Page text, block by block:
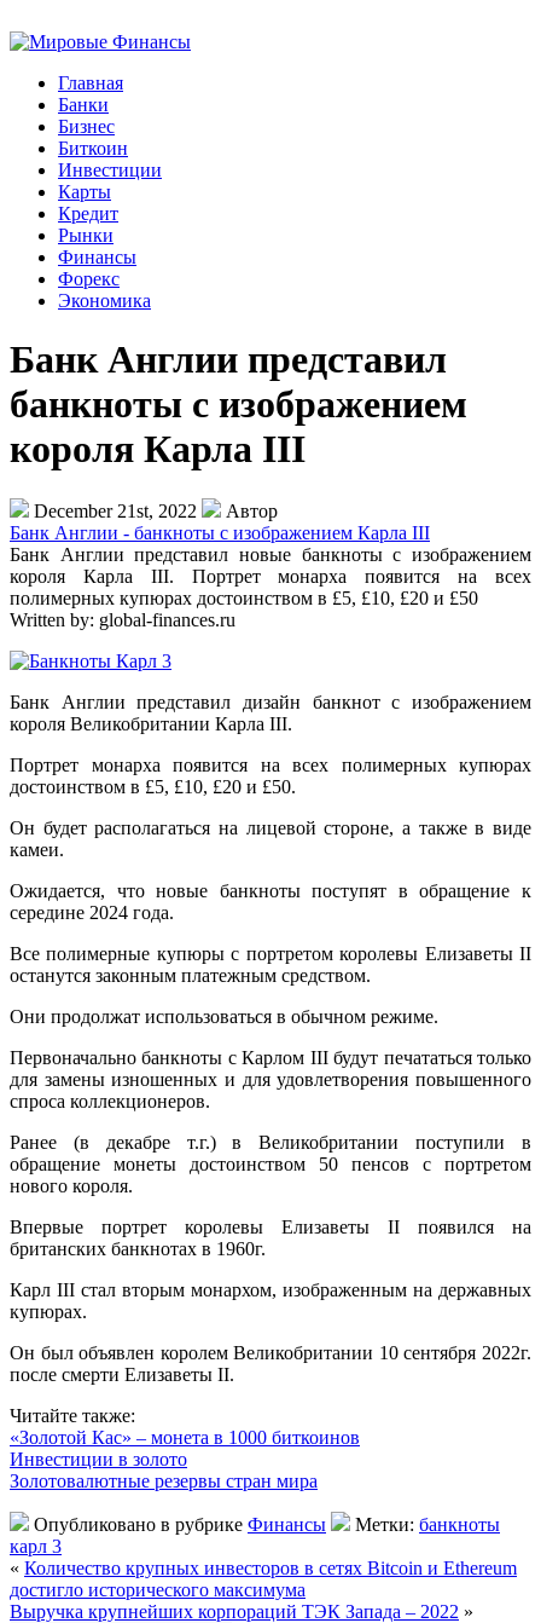
Главная
Банки
Бизнес
Биткоин
Инвестиции
Карты
Кредит
Рынки
Финансы
Форекс
Экономика
Банк Англии представил
банкноты с изображением
короля Карла III
December 21st, 2022
Автор
Банк Англии - банкноты с изображением Карла III
Банк Англии представил новые банкноты с изображением
короля Карла III. Портрет монарха появится на всех
полимерных купюрах достоинством в £5, £10, £20 и £50
Written by: global-finances.ru
Банк Англии представил дизайн банкнот с изображением
короля Великобритании Карла III.
Портрет монарха появится на всех полимерных купюрах
достоинством в £5, £10, £20 и £50.
Он будет располагаться на лицевой стороне, а также в виде
камеи.
Ожидается, что новые банкноты поступят в обращение к
середине 2024 года.
Все полимерные купюры с портретом королевы Елизаветы II
останутся законным платежным средством.
Они продолжат использоваться в обычном режиме.
Первоначально банкноты с Карлом III будут печататься только
для замены изношенных и для удовлетворения повышенного
спроса коллекционеров.
Ранее (в декабре т.г.) в Великобритании поступили в
обращение монеты достоинством 50 пенсов с портретом
нового короля.
Впервые портрет королевы Елизаветы II появился на
британских банкнотах в 1960г.
Карл III стал вторым монархом, изображенным на державных
купюрах.
Он был объявлен королем Великобритании 10 сентября 2022г.
после смерти Елизаветы II.
Читайте также:
«Золотой Кас» – монета в 1000 биткоинов
Инвестиции в золото
Золотовалютные резервы стран мира
Опубликовано в рубрике Финансы Метки: банкноты
карл 3
« Количество крупных инвесторов в сетях Bitcoin и Ethereum
достигло исторического максимума
Выручка крупнейших корпораций ТЭК Запада – 2022 »